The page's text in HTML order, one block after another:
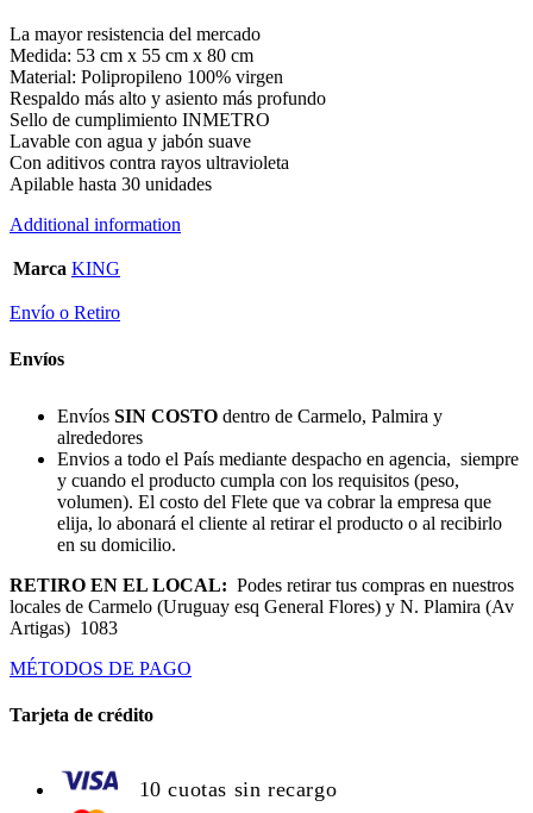
La mayor resistencia del mercado
Medida: 53 cm x 55 cm x 80 cm
Material: Polipropileno 100% virgen
Respaldo más alto y asiento más profundo
Sello de cumplimiento INMETRO
Lavable con agua y jabón suave
Con aditivos contra rayos ultravioleta
Apilable hasta 30 unidades
Additional information
Marca KING
Envío o Retiro
Envíos
Envíos SIN COSTO dentro de Carmelo, Palmira y
alrededores
Envios a todo el País mediante despacho en agencia, siempre
y cuando el producto cumpla con los requisitos (peso,
volumen). El costo del Flete que va cobrar la empresa que
elija, lo abonará el cliente al retirar el producto o al recibirlo
en su domicilio.
RETIRO EN EL LOCAL: Podes retirar tus compras en nuestros
locales de Carmelo (Uruguay esq General Flores) y N. Plamira (Av
Artigas) 1083
MÉTODOS DE PAGO
Tarjeta de crédito
10 cuotas sin recargo